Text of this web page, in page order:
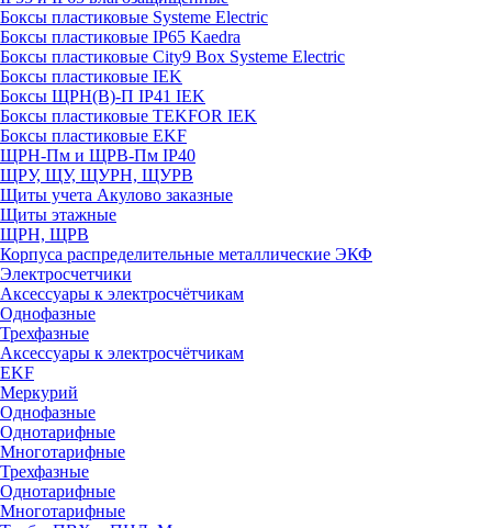
Боксы пластиковые Systeme Electric
Боксы пластиковые IP65 Kaedra
Боксы пластиковые City9 Box Systeme Electric
Боксы пластиковые IEK
Боксы ЩРН(В)-П IP41 IEK
Боксы пластиковые TEKFOR IEK
Боксы пластиковые EKF
ЩРН-Пм и ЩРВ-Пм IP40
ЩРУ, ЩУ, ЩУРН, ЩУРВ
Щиты учета Акулово заказные
Щиты этажные
ЩРН, ЩРВ
Корпуса распределительные металлические ЭКФ
Электросчетчики
Аксессуары к электросчётчикам
Однофазные
Трехфазные
Аксессуары к электросчётчикам
EKF
Меркурий
Однофазные
Однотарифные
Многотарифные
Трехфазные
Однотарифные
Многотарифные